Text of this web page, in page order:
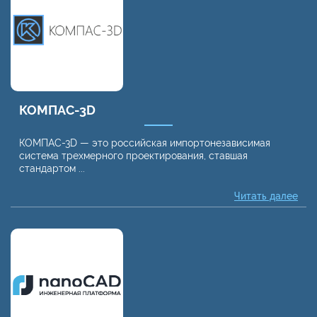
КОМПАС-3D
КОМПАС-3D — это российская импортонезависимая
система трехмерного проектирования, ставшая
стандартом ...
Читать далее